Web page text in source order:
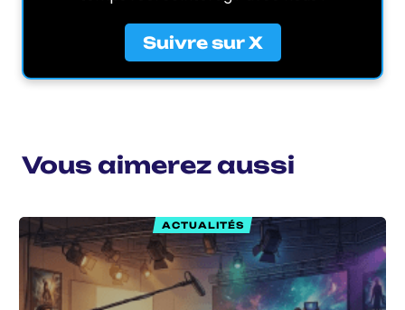
Suivre sur X
Vous aimerez aussi
ACTUALITÉS